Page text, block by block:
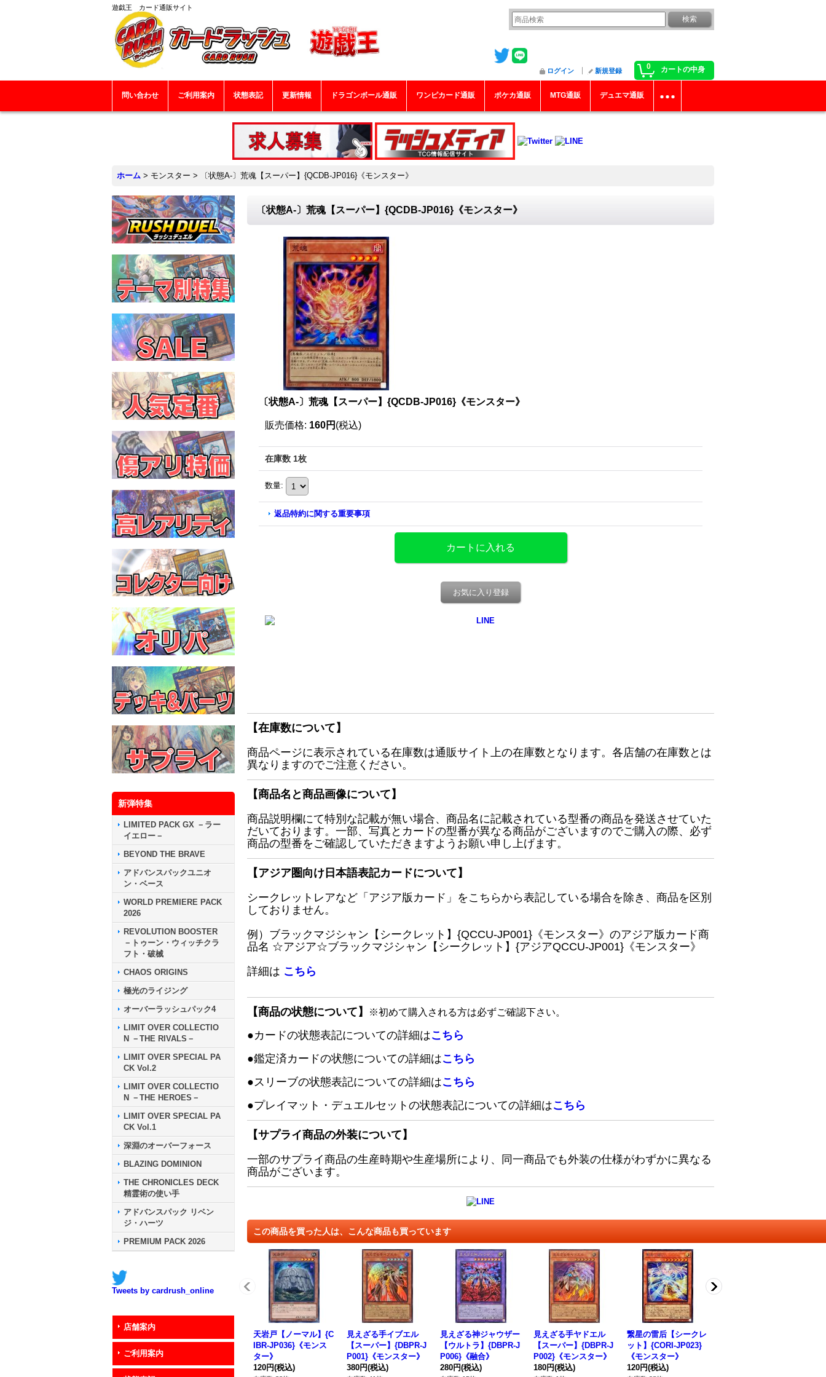
遊戯王 カード通販サイト
0 カートの中身
ログイン 新規登録
問い合わせ ご利用案内 状態表記 更新情報 ドラゴンボール通販 ワンピカード通販 ポケカ通販 MTG通販 デュエマ通販
ホーム > モンスター > 〔状態A-〕荒魂【スーパー】{QCDB-JP016}《モンスター》
新弾特集
LIMITED PACK GX －ラー
イエロー－
BEYOND THE BRAVE
アドバンスパックユニオ
ン・ベース
WORLD PREMIERE PACK
2026
REVOLUTION BOOSTER
－トゥーン・ウィッチクラ
フト・破械
CHAOS ORIGINS
極光のライジング
オーバーラッシュパック4
LIMIT OVER COLLECTIO
N －THE RIVALS－
LIMIT OVER SPECIAL PA
CK Vol.2
LIMIT OVER COLLECTIO
N －THE HEROES－
LIMIT OVER SPECIAL PA
CK Vol.1
深淵のオーバーフォース
BLAZING DOMINION
THE CHRONICLES DECK
精霊術の使い手
アドバンスパック リベン
ジ・ハーツ
PREMIUM PACK 2026
Tweets by cardrush_online
店舗案内
ご利用案内
〔状態A-〕荒魂【スーパー】{QCDB-JP016}《モンスター》
〔状態A-〕荒魂【スーパー】{QCDB-JP016}《モンスター》
販売価格: 160円 (税込)
在庫数 1枚
数量:
返品特約に関する重要事項
お気に入り登録
【在庫数について】
商品ページに表示されている在庫数は通販サイト上の在庫数となります。各店舗の在庫数とは
異なりますのでご注意ください。
【商品名と商品画像について】
商品説明欄にて特別な記載が無い場合、商品名に記載されている型番の商品を発送させていた
だいております。一部、写真とカードの型番が異なる商品がございますのでご購入の際、必ず
商品の型番をご確認していただきますようお願い申し上げます。
【アジア圏向け日本語表記カードについて】
シークレットレアなど「アジア版カード」をこちらから表記している場合を除き、商品を区別
しておりません。
例）ブラックマジシャン【シークレット】{QCCU-JP001}《モンスター》のアジア版カード商
品名 ☆アジア☆ブラックマジシャン【シークレット】{アジアQCCU-JP001}《モンスター》
詳細は こちら
【商品の状態について】 ※初めて購入される方は必ずご確認下さい。
●カードの状態表記についての詳細はこちら
●鑑定済カードの状態についての詳細はこちら
●スリーブの状態表記についての詳細はこちら
●プレイマット・デュエルセットの状態表記についての詳細はこちら
【サプライ商品の外装について】
一部のサプライ商品の生産時期や生産場所により、同一商品でも外装の仕様がわずかに異なる
商品がございます。
この商品を買った人は、こんな商品も買っています
天岩戸【ノーマル】{C
IBR-JP036}《モンス
ター》
120円(税込)
見えざる手イブエル
【スーパー】{DBPR-J
P001}《モンスター》
380円(税込)
見えざる神ジャウザー
【ウルトラ】{DBPR-J
P006}《融合》
280円(税込)
見えざる手ヤドエル
【スーパー】{DBPR-J
P002}《モンスター》
180円(税込)
繋星の雷后【シークレ
ット】{CORI-JP023}
《モンスター》
120円(税込)